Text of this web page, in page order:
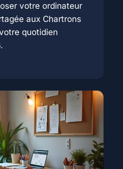
votre ordinateur
aux Chartrons
quotidien